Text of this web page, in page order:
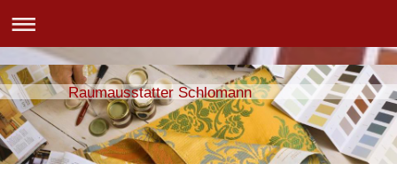
Raumausstatter Schlomann